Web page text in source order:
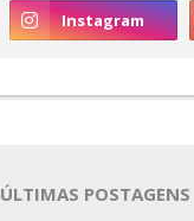
ÚLTIMAS POSTAGENS